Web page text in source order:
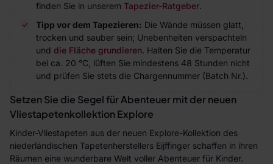
finden Sie in unserem Tapezier-Ratgeber.
Tipp vor dem Tapezieren: Die Wände müssen glatt,
trocken und sauber sein; Unebenheiten verspachteln
und die Fläche grundieren. Halten Sie die Temperatur
bei ca. 20 °C, lüften Sie mindestens 48 Stunden nicht
und prüfen Sie stets die Chargennummer (Batch Nr.).
Setzen Sie die Segel für Abenteuer mit der neuen
Vliestapetenkollektion Explore
Kinder-Vliestapeten aus der neuen Explore-Kollektion des
niederländischen Tapetenherstellers Eijffinger schaffen in ihren
Räumen eine wunderbare Welt voller Abenteuer für Kinder.